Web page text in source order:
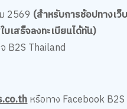
2569 (สำหรับการช้อปทางเ
เสร็จลงทะเบียนได้ทัน)
B2S Thailand
หรือทาง Facebook